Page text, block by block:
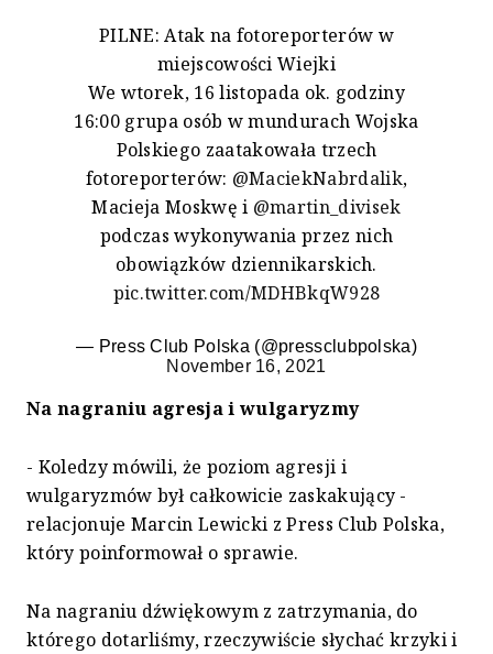
PILNE: Atak na fotoreporterów w
miejscowości Wiejki
We wtorek, 16 listopada ok. godziny
16:00 grupa osób w mundurach Wojska
Polskiego zaatakowała trzech
fotoreporterów: @MaciekNabrdalik,
Macieja Moskwę i @martin_divisek
podczas wykonywania przez nich
obowiązków dziennikarskich.
pic.twitter.com/MDHBkqW928
— Press Club Polska (@pressclubpolska)
November 16, 2021
Na nagraniu agresja i wulgaryzmy
- Koledzy mówili, że poziom agresji i
wulgaryzmów był całkowicie zaskakujący -
relacjonuje Marcin Lewicki z Press Club Polska,
który poinformował o sprawie.
Na nagraniu dźwiękowym z zatrzymania, do
którego dotarliśmy, rzeczywiście słychać krzyki i